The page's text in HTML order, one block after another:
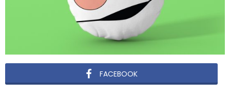
FACEBOOK